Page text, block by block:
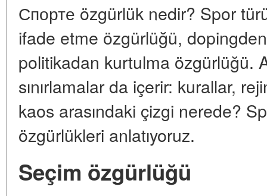
Спорте özgürlük nedir? Spor
ifade etme özgürlüğü,
politikadan kurtulma özgürlüğü.
sınırlamalar da içerir: kurallar,
kaos arasındaki çizgi nerede?
özgürlükleri anlatıyoruz.
Seçim özgürlüğü